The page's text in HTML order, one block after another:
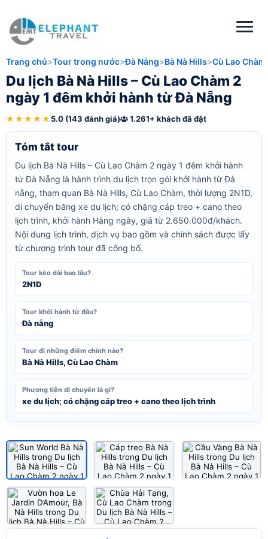
Trang chủ Tour trong nước Đà Nẵng Bà Nà Hills Cù Lao Chàm
Du lịch Bà Nà Hills – Cù Lao Chàm 2
ngày 1 đêm khởi hành từ Đà Nẵng
★★★★★ 5.0 (143 đánh giá) 1.261+ khách đã đặt
Tóm tắt tour
Du lịch Bà Nà Hills – Cù Lao Chàm 2 ngày 1 đêm khởi hành
từ Đà Nẵng là hành trình du lịch trọn gói khởi hành từ Đà
nẵng, tham quan Bà Nà Hills, Cù Lao Chàm, thời lượng 2N1D,
di chuyển bằng xe du lịch; có chặng cáp treo + cano theo
lịch trình, khởi hành Hằng ngày, giá từ 2.650.000đ/khách.
Nội dung lịch trình, dịch vụ bao gồm và chính sách được lấy
từ chương trình tour đã công bố.
Tour kéo dài bao lâu?
2N1D
Tour khởi hành từ đâu?
Đà nẵng
Tour đi những điểm chính nào?
Bà Nà Hills, Cù Lao Chàm
Phương tiện di chuyển là gì?
xe du lịch; có chặng cáp treo + cano theo lịch trình